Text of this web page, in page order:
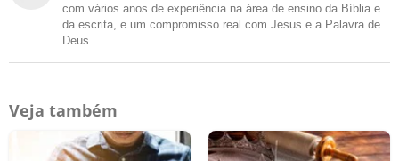
com vários anos de experiência na área de ensino da Bíblia e
da escrita, e um compromisso real com Jesus e a Palavra de
Deus.
Veja também